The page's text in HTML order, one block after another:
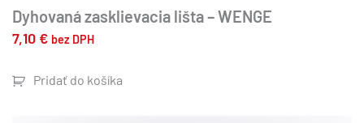
Dyhovaná zasklievacia lišta – WENGE
7,10 € bez DPH
Pridať do košíka